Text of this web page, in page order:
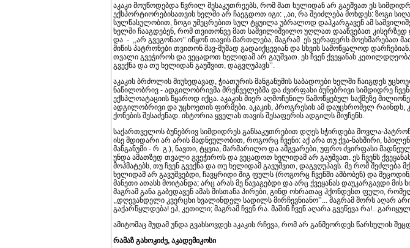
აკაკი მოუწოდებდა წვრილ მესაკუთრეებს, რომ მათ ხელიდან არ გაეშვათ ეს
ექსპორტიორებისათვის ხელში არ ჩაეგდოთ იგი: ,,აი, რა შეიძლება მოხდეს: ზოგი
სულწასულობით, ზოგი უმეცრებით სულ ტყუილა უბრალოდ დაჰკარგავენ ამ
ხელში ჩააგდებენ, რომ თვითონვე მათ საშვილიშვილო უღლათ დააწვებათ
და - ,,არ გვეგონაო’’ იწყონ თავის მართლება, მაგრამ ეს ვერაფერს მოეხმარებათ
მიწის პატრონები თვითონ შავ-მუშად გადაიქცევიან და სხვის სამოწყალოდ
თვალი გვეჭიროს და ვეცადოთ ხელიდამ არ გაუშვათ. ეს ჩვენ ქვეყანას
გვექნა და თუ ხელიდან გაუშვით, დაგვღუპავს’’.
აკაკის ბრძოლის მიუხედავად, ჭიათურის მანგანუმის საბადოები ხელში ჩაიგდეს
ნაწილობრივ - ადგილობრივმა მრეწველებმა და ძვირფასი ბუნებრივი სიმდიდრე
ექსპლოატაციის წყაროდ იქცა. აკაკის მიერ აღმოჩენილ წამოწყებულ საქმეზე
ადგილობრივი და უცხოეთის ფირმები. აკაკის, პროგრესის ამ დაუცხრომელ რაინდს,
ქონების შესაძენად. ისტორია ყველას თავის შესაფერის ადგილს მიუჩენს.
საქართველოს ბუნებრივ სიმდიდრეს განსაკუთრებით დღეს სჭირდება მოვლა-
ისე მდიდარი არ არის მადნეულობით, როგორც ჩვენი: აქ არა თუ ქვა-ნახშირი,
მანგანუმი - რ. გ.), ნავთი, ტყვია, მარმარილო და ამგვარები, უფრო ძვირფასი
უნდა ამათზედ თვალი გვეჭიროს და ვეცადოთ ხელიდამ არ გაუშვათ. ეს ჩვენს
მოჰმატებს, თუ ჩვენ გვექნა და თუ ხელიდამ გავუშვით, დაგვღუპავს. მე რომ შეძლება
ხელიდამ არ გავუშვებდი, ჩავყრიდი შიგ ფულს (როგორც ჩვენში ამბობენ) და
მანეთი ათასს მოიტანდა; არც არას მე წავაგებდი და არც ქვეყანას დაუკარგავდი მის
მაგრამ განა გაბედავენ ამას მისთანა პირები, გინდ ოხრათაც ჰქონდესთ ფული,
,,დღევანდელი კვერცხი ხვალინდელ სადილს მირჩევნიანო’’... მაგრამ შორს აღარ
გაქარწყლდება! ეჰ, კეთილი; მაგრამ ჩვენ რა. მაშინ ჩვენ აღარა გვეწევა რა!.. გარიყული
ამიტომაც მუდამ უნდა გვახსოვდეს აკაკის რჩევა, რომ არ განმეორდეს წარსულის
რამაზ გახოკიძე, აკადემიკოსი